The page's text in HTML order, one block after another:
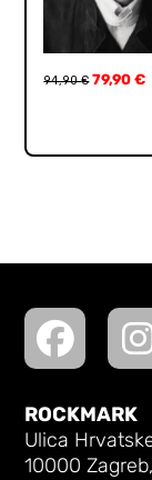
94,90€ 79,90€
ROCKMARK
Ulica
10000